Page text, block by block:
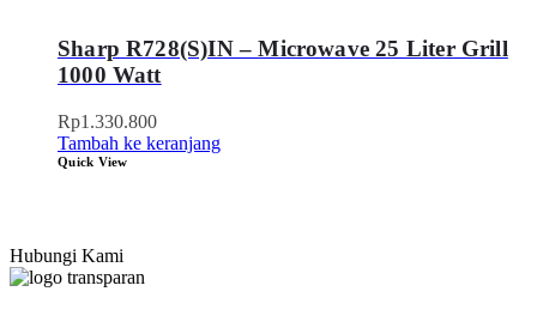
Sharp R728(S)IN – Microwave 25 Liter Grill
1000 Watt
Rp1.330.800
Tambah ke keranjang
Quick View
Hubungi Kami